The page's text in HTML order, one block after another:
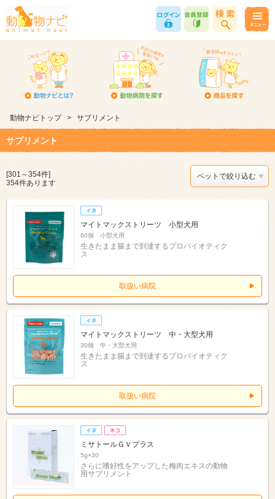
動物ナビトップ > サプリメント
サプリメント
[301～354件]
354件あります
ペットで絞り込む
マイトマックストリーツ 小型犬用
60個 小型犬用
生きたまま腸まで到達するプロバイオティク
ス
取扱い病院
マイトマックストリーツ 中・大型犬用
30個 中・大型犬用
生きたまま腸まで到達するプロバイオティク
ス
取扱い病院
ミサトールＧＶプラス
5g×30
さらに嗜好性をアップした梅肉エキスの動物
用サプリメント